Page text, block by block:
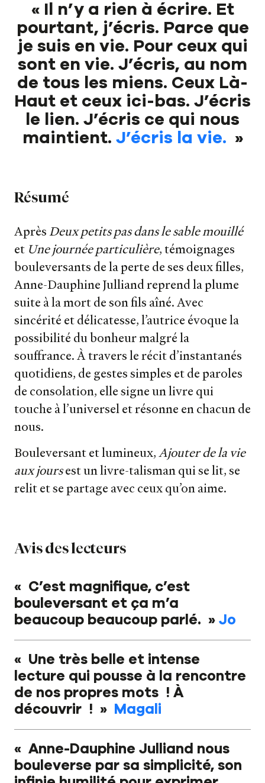
« Il n’y a rien à écrire. Et
pourtant, j’écris. Parce que
je suis en vie. Pour ceux qui
sont en vie. J’écris, au nom
de tous les miens. Ceux Là-
Haut et ceux ici-bas. J’écris
le lien. J’écris ce qui nous
maintient. J’écris la vie. »
Résumé
AprèsDeux petits pas dans le sable mouillé
et Une journée particulière, témoignages
bouleversants de la perte de ses deux filles,
Anne-Dauphine Julliand reprend la plume
suite à la mort de son fils aîné. Avec
sincérité et délicatesse, l’autrice évoque la
possibilité du bonheur malgré la
souffrance. À travers le récit d’instantanés
quotidiens, de gestes simples et de paroles
de consolation, elle signe un livre qui
touche à l’universel et résonne en chacun de
nous.
Bouleversant et lumineux,Ajouter de la vie
aux joursest un livre-talisman qui se lit, se
relit et se partage avec ceux qu’on aime.
Avis des lecteurs
« C’est magnifique, c’est
bouleversant et ça m’a
beaucoup beaucoup parlé. »Jo
« Une très belle et intense
lecture qui pousse à la rencontre
de nos propres mots ! À
découvrir ! »
Magali
« Anne-Dauphine Julliand nous
bouleverse par sa simplicité, son